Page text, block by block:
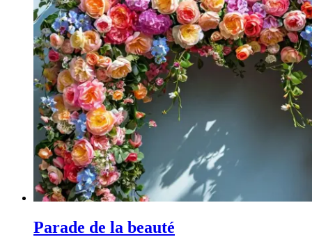
Parade de la beauté